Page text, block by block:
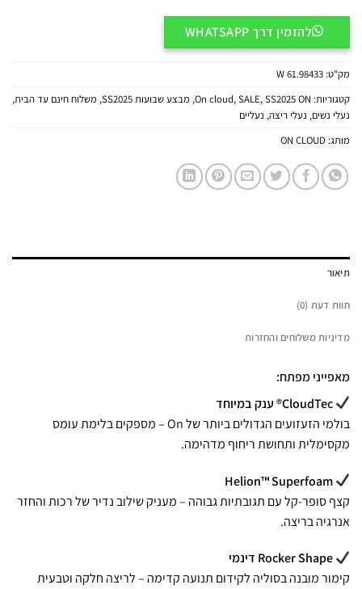
להזמין דרך WHATSAPP
מק"ט: 61.98433 W
קטגוריות:
On cloud,SALE,SS2025 ON
, מבצע שבועות SS2025 , משלוח חינם עד הבית,
נעלי נשים, נעלי ריצה, נעליים
מותג: ON CLOUD
תיאור
חוות דעת (0)
מדיניות משלוחים והחזרות
מאפייני מפתח:
CloudTec® ענק במיוחד
בולמי הזעזועים הגדולים ביותר של On – מספקים בלימת עומס
מקסימלית ותחושת ריחוף מדהימה.
Helion™ Superfoam
קצף סופר-קל עם תגובתיות גבוהה – מעניק שילוב נדיר של רכות והחזר
אנרגיה בריצה.
Rocker Shape דינמי
קימור מובנה בסוליה לקידום תנועה קדימה – לריצה חלקה וטבעית